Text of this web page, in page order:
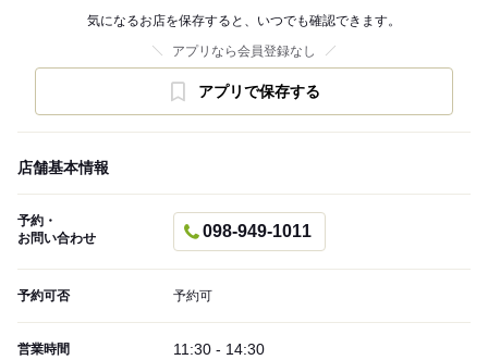
気になるお店を保存すると、いつでも確認できます。
アプリなら会員登録なし
アプリで保存する
店舗基本情報
予約・
お問い合わせ
098-949-1011
予約可否 予約可
営業時間
11:30 - 14:30